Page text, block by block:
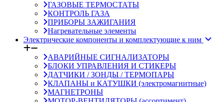
ГАЗОВЫЕ ТЕРМОСТАТЫ
КОНТРОЛЬ ГАЗА
ПРИБОРЫ ЗАЖИГАНИЯ
Нагревательные элементы
Электрические компоненты и комплектующие к ним
АВАРИЙНЫЕ СИГНАЛИЗАТОРЫ
БЛОКИ УПРАВЛЕНИЯ И СТИКЕРЫ
ДАТЧИКИ / ЗОНДЫ / ТЕРМОПАРЫ
КЛАПАНЫ и КАТУШКИ (электромагнитные)
МАГНЕТРОНЫ